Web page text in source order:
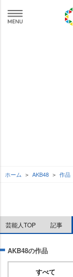
ホーム AKB48 作品
芸能人TOP 記事
AKB48の作品
すべて